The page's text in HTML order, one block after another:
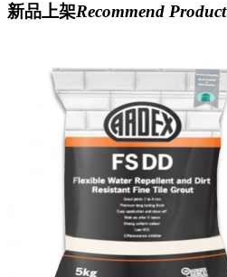
新品上架Recommend Product